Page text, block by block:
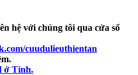
hệ với chúng tôi qua cửa sổ
cuudulieuthientan
.
ở Tỉnh.